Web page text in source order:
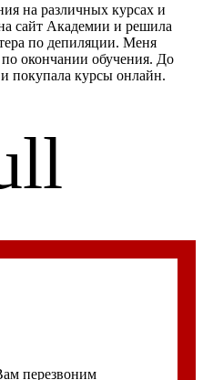
на различных курсах и
сайт Академии и решила
по депиляции. Меня
окончании обучения. До
покупала курсы онлайн.
перезвоним